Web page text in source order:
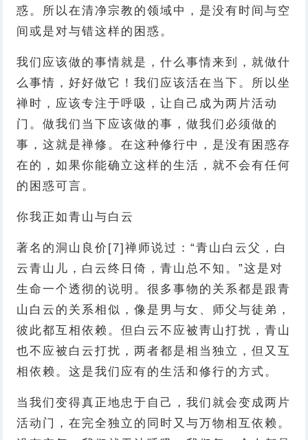
惑。所以在清净宗教的领域中，是没有时间与空
间或是对与错这样的困惑。
我们应该做的事情就是，什么事情来到，就做什
么事情，好好做它！我们应该活在当下。所以坐
禅时，应该专注于呼吸，让自己成为两片活动
门。做我们当下应该做的事，做我们必须做的
事，这就是禅修。在这种修行中，是没有困惑存
在的，如果你能确立这样的生活，就不会有任何
的困惑可言。
你我正如青山与白云
著名的洞山良价[7]禅师说过：“青山白云父，白
云青山儿，白云终日倚，青山总不知。”这是对
生命一个透彻的说明。很多事物的关系都是跟青
山白云的关系相似，像是男与女、师父与徒弟，
彼此都互相依赖。但白云不应被靑山打扰，青山
也不应被白云打扰，两者都是相当独立，但又互
相依赖。这是我们应有的生活和修行的方式。
当我们变得真正地忠于自己，我们就会变成两片
活动门，在完全独立的同时又与万物相互依赖。